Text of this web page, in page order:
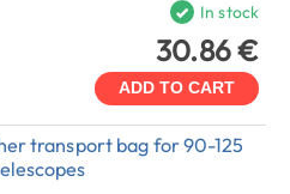
In stock
30.86 €
ADD TO CART
transport bag for 90-125